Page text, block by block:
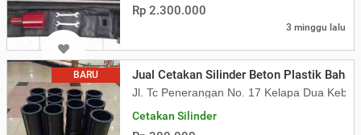
Rp 2.300.000
3 minggu lalu
BARU Jual Cetakan Silinder Beton Plastik Bahan
Jl. Tc Penerangan No. 17 Kelapa Dua
Cetakan Silinder